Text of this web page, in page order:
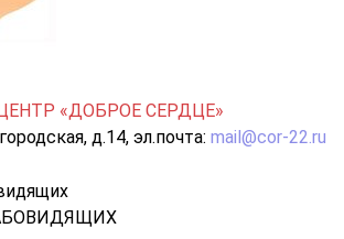
«ДОБРОЕ СЕРДЦЕ»
д.14, эл.почта: mail@cor-22.ru